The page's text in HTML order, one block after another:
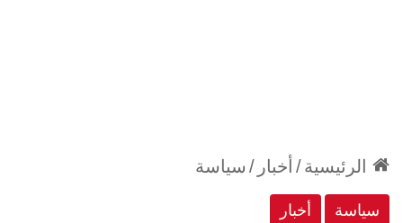
الرئيسية/ أخبار / سياسة
سياسة أخبار